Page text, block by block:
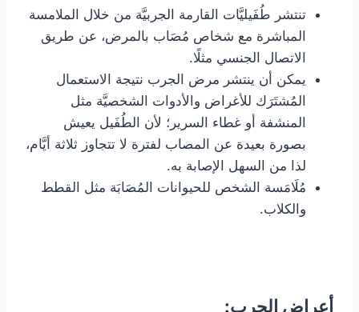
تنتشر طُفَيليَّات القارمة الجربيَّة من خلال الملامسة
المباشرة مع شخاص مُصَاب بالمرض، عن طريق
الاتصال الجنسي مثلًا.
يمكن أن ينتشر مرض الجرب نتيجة الاستعمال
المُشتَرَك للأغراض والأدوات الشخصيَّة مثل
المنشفة أو غطاء السرير؛ لأن الطُفَيل يعيش
بصورة بعيدة عن المصاب لفترة لا تتجاوز ثلاثة أيَّام،
لذا من السهل الإصابة به.
مُلَامَسة الشخص للحيوانات المُصَابَة مثل القطط
والكلاب.
أعراض الجرب: